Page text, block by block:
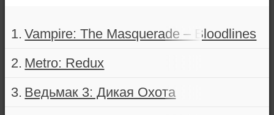
Vampire: The Masquerade – Bloodlines
Metro: Redux
Ведьмак 3: Дикая Охота